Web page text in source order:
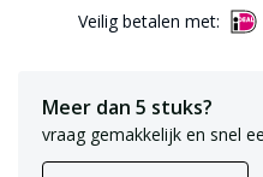
Veilig betalen met:
Meer dan 5 stuks?
vraag gemakkelijk en snel